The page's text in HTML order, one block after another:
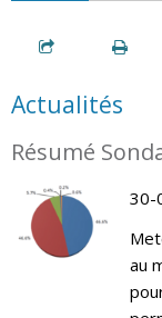
Actualités
Résumé
30-
au